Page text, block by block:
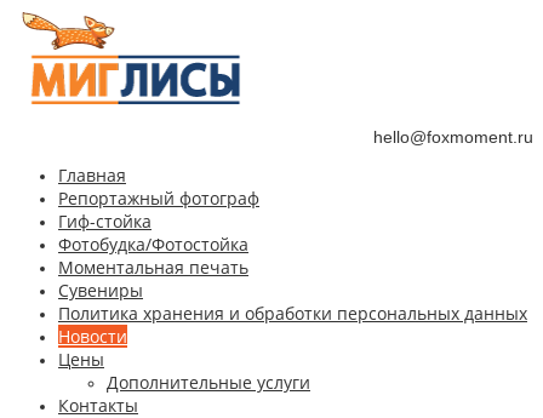
hello@foxmoment.ru
Главная
Репортажный фотограф
Гиф-стойка
Фотобудка/Фотостойка
Моментальная печать
Сувениры
Политика хранения и обработки персональных данных
Новости
Цены
Дополнительные услуги
Контакты